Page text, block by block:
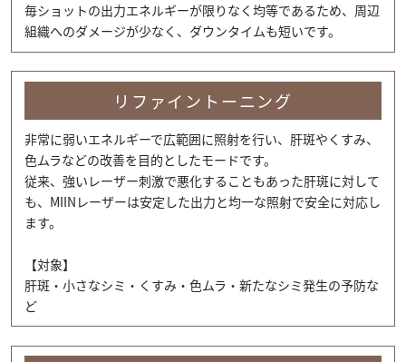
毎ショットの出力エネルギーが限りなく均等であるため、周辺
組織へのダメージが少なく、ダウンタイムも短いです。
リファイントーニング
非常に弱いエネルギーで広範囲に照射を行い、肝斑やくすみ、
色ムラなどの改善を目的としたモードです。
従来、強いレーザー刺激で悪化することもあった肝斑に対して
も、MIINレーザーは安定した出力と均一な照射で安全に対応し
ます。
【対象】
肝斑・小さなシミ・くすみ・色ムラ・新たなシミ発生の予防な
ど